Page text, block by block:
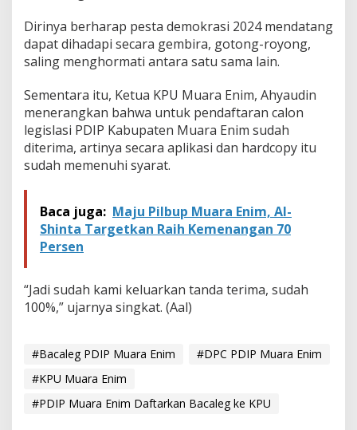
Dirinya berharap pesta demokrasi 2024 mendatang
dapat dihadapi secara gembira, gotong-royong,
saling menghormati antara satu sama lain.
Sementara itu, Ketua KPU Muara Enim, Ahyaudin
menerangkan bahwa untuk pendaftaran calon
legislasi PDIP Kabupaten Muara Enim sudah
diterima, artinya secara aplikasi dan hardcopy itu
sudah memenuhi syarat.
Baca juga: Maju Pilbup Muara Enim, Al-
Shinta Targetkan Raih Kemenangan 70
Persen
“Jadi sudah kami keluarkan tanda terima, sudah
100%,” ujarnya singkat. (Aal)
#Bacaleg PDIP Muara Enim
#DPC PDIP Muara Enim
#KPU Muara Enim
#PDIP Muara Enim Daftarkan Bacaleg ke KPU